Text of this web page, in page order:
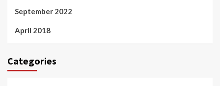
September 2022
April 2018
Categories